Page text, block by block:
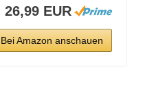
26,99 EUR
Bei Amazon anschauen